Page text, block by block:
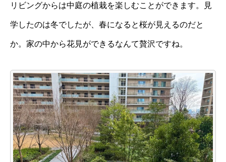
リビングからは中庭の植栽を楽しむことができます。見
学したのは冬でしたが、春になると桜が見えるのだと
か。家の中から花見ができるなんて贅沢ですね。